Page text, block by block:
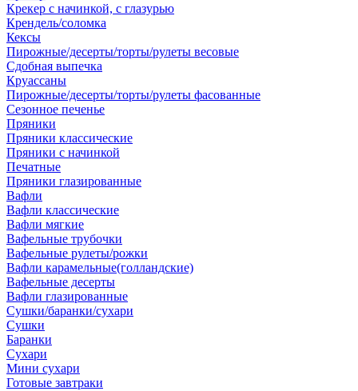
Крекер с начинкой, с глазурью
Крендель/соломка
Кексы
Пирожные/десерты/торты/рулеты весовые
Сдобная выпечка
Круассаны
Пирожные/десерты/торты/рулеты фасованные
Сезонное печенье
Пряники
Пряники классические
Пряники с начинкой
Печатные
Пряники глазированные
Вафли
Вафли классические
Вафли мягкие
Вафельные трубочки
Вафельные рулеты/рожки
Вафли карамельные(голландские)
Вафельные десерты
Вафли глазированные
Сушки/баранки/сухари
Сушки
Баранки
Сухари
Мини сухари
Готовые завтраки